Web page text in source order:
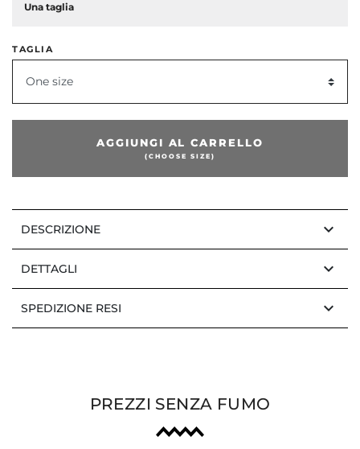
Una taglia
TAGLIA
One size
AGGIUNGI AL CARRELLO
(CHOOSE SIZE)
DESCRIZIONE keyboard_arrow_down
DETTAGLI keyboard_arrow_down
SPEDIZIONE RESI keyboard_arrow_down
PREZZI SENZA FUMO